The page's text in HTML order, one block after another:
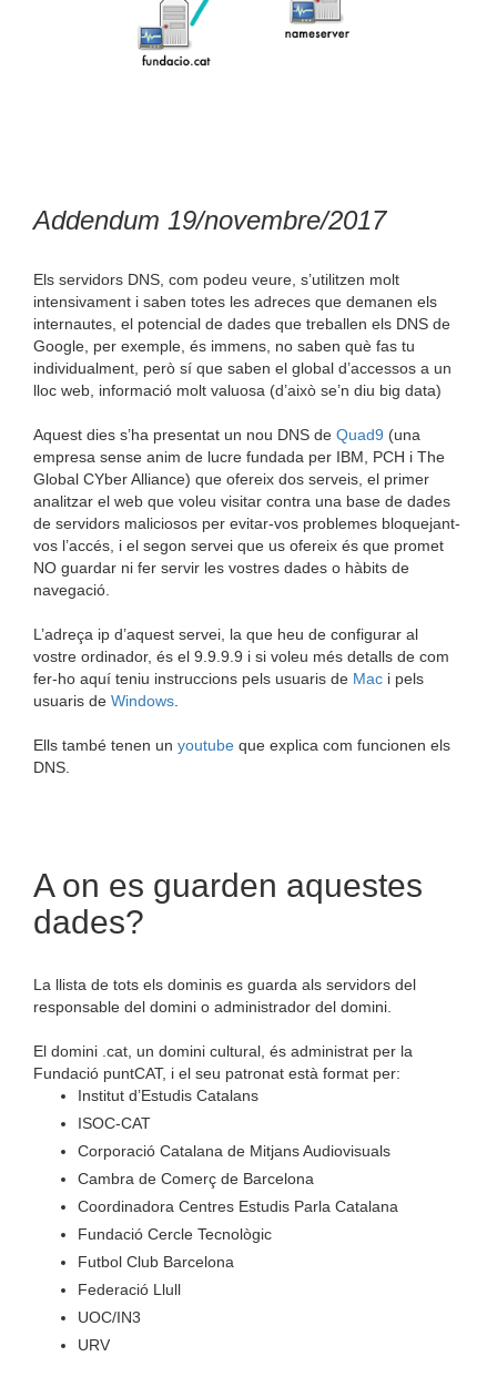
Addendum 19/novembre/2017
Els servidors DNS, com podeu veure, s’utilitzen molt
intensivament i saben totes les adreces que demanen els
internautes, el potencial de dades que treballen els DNS de
Google, per exemple, és immens, no saben què fas tu
individualment, però sí que saben el global d’accessos a un
lloc web, informació molt valuosa (d’això se’n diu big data)
Aquest dies s’ha presentat un nou DNS de Quad9 (una
empresa sense anim de lucre fundada per IBM, PCH i The
Global CYber Alliance) que ofereix dos serveis, el primer
analitzar el web que voleu visitar contra una base de dades
de servidors maliciosos per evitar-vos problemes bloquejant-
vos l’accés, i el segon servei que us ofereix és que promet
NO guardar ni fer servir les vostres dades o hàbits de
navegació.
L’adreça ip d’aquest servei, la que heu de configurar al
vostre ordinador, és el 9.9.9.9 i si voleu més detalls de com
fer-ho aquí teniu instruccions pels usuaris de Mac i pels
usuaris de Windows.
Ells també tenen un youtube que explica com funcionen els
DNS.
A on es guarden aquestes
dades?
La llista de tots els dominis es guarda als servidors del
responsable del domini o administrador del domini.
El domini .cat, un domini cultural, és administrat per la
Fundació puntCAT, i el seu patronat està format per:
Institut d’Estudis Catalans
ISOC-CAT
Corporació Catalana de Mitjans Audiovisuals
Cambra de Comerç de Barcelona
Coordinadora Centres Estudis Parla Catalana
Fundació Cercle Tecnològic
Futbol Club Barcelona
Federació Llull
UOC/IN3
URV